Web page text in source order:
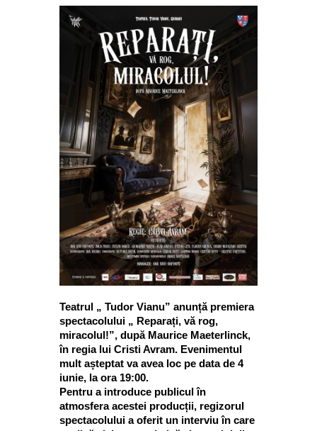
Teatrul „ Tudor Vianu” anunță premiera
spectacolului „ Reparați, vă rog,
miracolul!”, după Maurice Maeterlinck,
în regia lui Cristi Avram. Evenimentul
mult așteptat va avea loc pe data de 4
iunie, la ora 19:00.
Pentru a introduce publicul în
atmosfera acestei producții, regizorul
spectacolului a oferit un interviu în care